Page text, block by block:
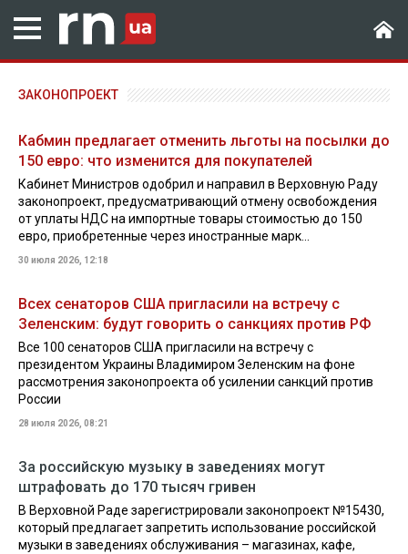
ЗАКОНОПРОЕКТ
Кабмин предлагает отменить льготы на посылки до
150 евро: что изменится для покупателей
Кабинет Министров одобрил и направил в Верховную Раду
законопроект, предусматривающий отмену освобождения
от уплаты НДС на импортные товары стоимостью до 150
евро, приобретенные через иностранные марк...
30 июля 2026, 12:18
Всех сенаторов США пригласили на встречу с
Зеленским: будут говорить о санкциях против РФ
Все 100 сенаторов США пригласили на встречу с
президентом Украины Владимиром Зеленским на фоне
рассмотрения законопроекта об усилении санкций против
России
28 июля 2026, 08:21
За российскую музыку в заведениях могут
штрафовать до 170 тысяч гривен
В Верховной Раде зарегистрировали законопроект №15430,
который предлагает запретить использование российской
музыки в заведениях обслуживания – магазинах, кафе,